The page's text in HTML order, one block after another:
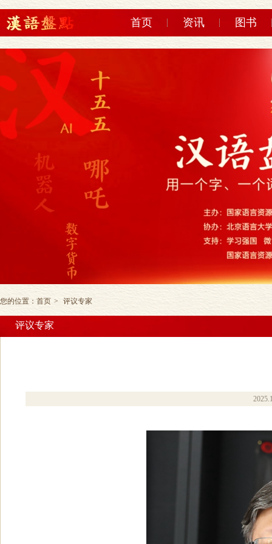
首页 资讯 图书
您的位置： 首页 > 评议专家
评议专家